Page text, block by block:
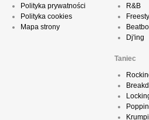
Polityka prywatności
Polityka cookies
Mapa strony
R&B
Dj'ing
Taniec